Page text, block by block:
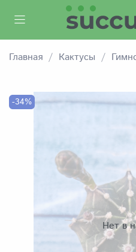
Главная Кактусы
Нет в
-34%